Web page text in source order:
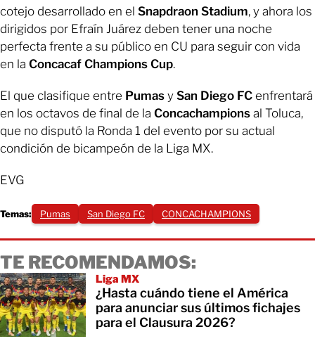
cotejo desarrollado en el Snapdraon Stadium, y ahora los
dirigidos por Efraín Juárez deben tener una noche
perfecta frente a su público en CU para seguir con vida
en la Concacaf Champions Cup.
El que clasifique entre Pumas y San Diego FC enfrentará
en los octavos de final de la Concachampions al Toluca,
que no disputó la Ronda 1 del evento por su actual
condición de bicampeón de la Liga MX.
EVG
Temas: Pumas San Diego FC CONCACHAMPIONS
TE RECOMENDAMOS:
Liga MX
¿Hasta cuándo tiene el América
para anunciar sus últimos fichajes
para el Clausura 2026?